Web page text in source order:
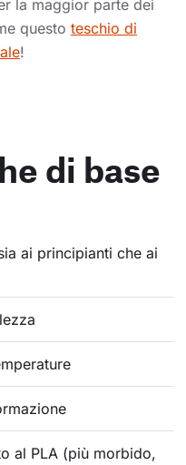
la maggior parte dei
questo teschio di
!
di base
ai principianti che ai
al PLA (più morbido,